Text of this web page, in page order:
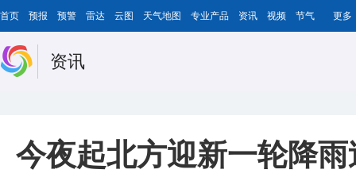
首页 预报 预警 雷达 云图 天气地图 专业产品 资讯 视频 节气 更多
资讯
今夜起北方迎新一轮降